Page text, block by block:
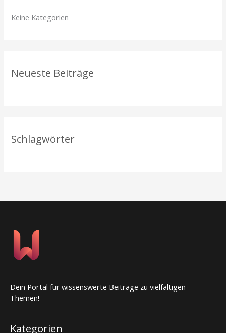
n
Keine Kategorien
Neueste Beiträge
Schlagwörter
Dein Portal für wissenswerte Beiträge zu vielfältigen
Themen!
Kategorien